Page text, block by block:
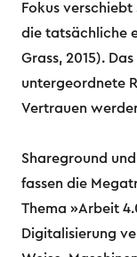
Fokus
die tatsächliche
Grass, 2015).
untergeordnete
Vertrauen
Shareground
fassen die
Thema »Arbeit
Digitalisierung